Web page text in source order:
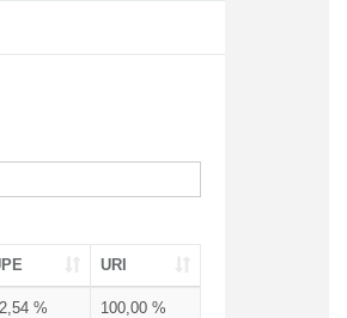
URI
% 100,00 %